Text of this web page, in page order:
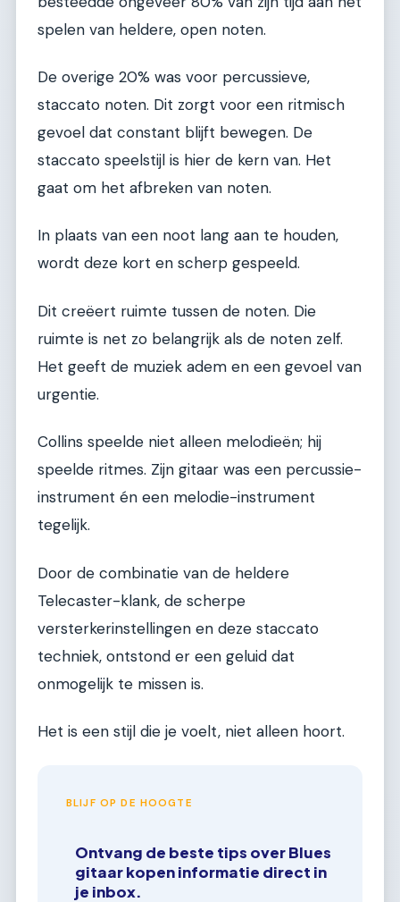
spelen van heldere, open noten.
De overige 20% was voor percussieve,
staccato noten. Dit zorgt voor een ritmisch
gevoel dat constant blijft bewegen. De
staccato speelstijl is hier de kern van. Het
gaat om het afbreken van noten.
In plaats van een noot lang aan te houden,
wordt deze kort en scherp gespeeld.
Dit creëert ruimte tussen de noten. Die
ruimte is net zo belangrijk als de noten zelf.
Het geeft de muziek adem en een gevoel van
urgentie.
Collins speelde niet alleen melodieën; hij
speelde ritmes. Zijn gitaar was een percussie-
instrument én een melodie-instrument
tegelijk.
Door de combinatie van de heldere
Telecaster-klank, de scherpe
versterkerinstellingen en deze staccato
techniek, ontstond er een geluid dat
onmogelijk te missen is.
Het is een stijl die je voelt, niet alleen hoort.
BLIJF OP DE HOOGTE
Ontvang de beste tips over Blues
gitaar kopen informatie direct in
je inbox.